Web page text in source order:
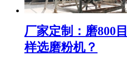
厂家定制：磨800
样选磨粉机？